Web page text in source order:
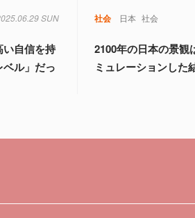
SUN
い自信を持
ル」だっ
社会 日本 社会
2100年の日本の景観
ミュレーションした